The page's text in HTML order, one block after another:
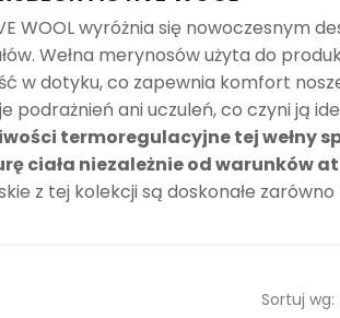
WOOL wyróżnia się nowoczesnym
Wełna merynosów użyta do
w dotyku, co zapewnia komfort
podrażnień ani uczuleń, co czyni ją
termoregulacyjne tej wełny
ciała niezależnie od warunków
z tej kolekcji są doskonałe zarówno
Sortuj wg: